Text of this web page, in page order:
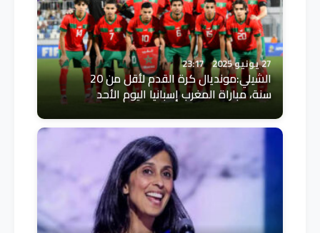
27 يونيو 2025 23:17
الشيلي:مونديال كرة القدم لأقل من 20
سنة، مباراة المغرب إسبانيا اليوم الأحد